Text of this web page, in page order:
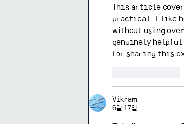
This article
practical. I like
without using
genuinely helpful
for sharing this
Vikram
6월 17일